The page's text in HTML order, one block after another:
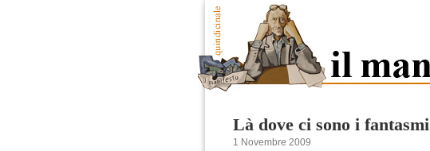
Là dove ci sono i fantasmi
1 Novembre 2009